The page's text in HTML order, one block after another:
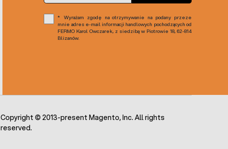
Wyrażam zgodę na otrzymywanie na podany przeze
mnie adres e-mail informacji handlowych pochodzących od
FERMO Karol Owczarek, z siedzibą w Piotrowie 18, 62-814
Blizanów.
Copyright © 2013-present Magento, Inc. All rights
reserved.